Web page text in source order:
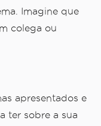
Imagine que
colega ou
apresentados e
ter sobre a sua